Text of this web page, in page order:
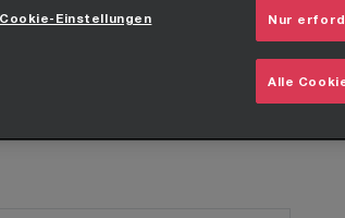
Nur
Alle
Cookie-Einstellungen